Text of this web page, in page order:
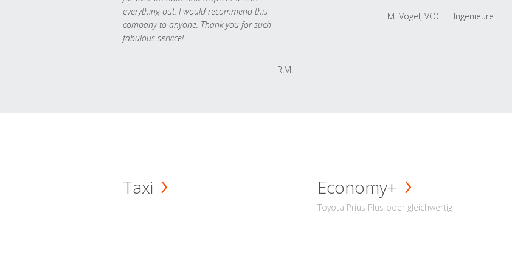
everything out. I would recommend this
company to anyone. Thank you for such
fabulous service!
R.M.
M. Vogel, VOGEL Ingenieure
Taxi Economy+
Toyota Prius Plus oder gleichwertig